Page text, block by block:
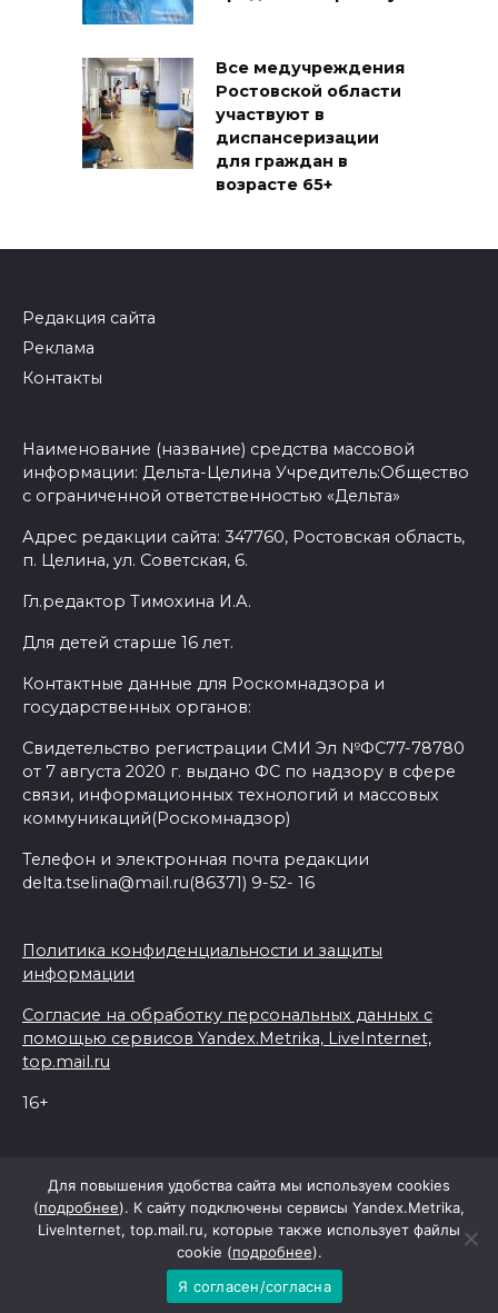
Все медучреждения
Ростовской области
участвуют в
диспансеризации
для граждан в
возрасте 65+
Редакция сайта
Реклама
Контакты
Наименование (название) средства массовой
информации: Дельта-Целина Учредитель:Общество
с ограниченной ответственностью «Дельта»
Адрес редакции сайта: 347760, Ростовская область,
п. Целина, ул. Советская, 6.
Гл.редактор Тимохина И.А.
Для детей старше 16 лет.
Контактные данные для Роскомнадзора и
государственных органов:
Свидетельство регистрации СМИ Эл №ФС77-78780
от 7 августа 2020 г. выдано ФС по надзору в сфере
связи, информационных технологий и массовых
коммуникаций(Роскомнадзор)
Телефон и электронная почта редакции
delta.tselina@mail.ru(86371) 9-52- 16
Политика конфиденциальности и защиты
информации
Согласие на обработку персональных данных с
помощью сервисов Yandex.Metrika, LiveInternet,
top.mail.ru
16+
При поддержке Правительства Ростовской области
Для повышения удобства сайта мы используем cookies
(подробнее). К сайту подключены сервисы Yandex.Metrika,
LiveInternet, top.mail.ru, которые также использует файлы
cookie (подробнее).
Я согласен/согласна